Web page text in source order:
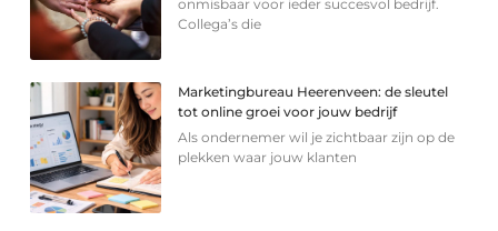
onmisbaar voor ieder succesvol bedrijf.
Collega’s die
Marketingbureau Heerenveen: de sleutel
tot online groei voor jouw bedrijf
Als ondernemer wil je zichtbaar zijn op de
plekken waar jouw klanten